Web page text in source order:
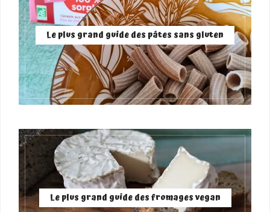
Le plus grand guide des pâtes sans gluten
Le plus grand guide des fromages vegan